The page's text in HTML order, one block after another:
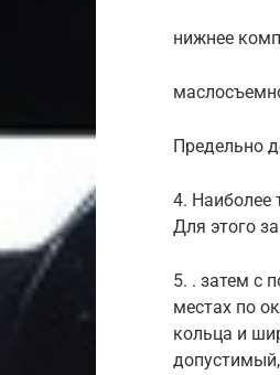
нижнее
Предельно
4. Наиболее
Для этого
5. . затем с
местах по
кольца и